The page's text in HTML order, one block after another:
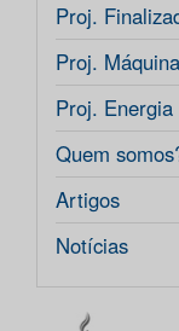
Proj.
Proj.
Proj.
Quem
Artigos
Notícias